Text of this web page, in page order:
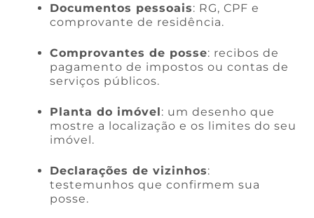
Documentos pessoais: RG, CPF e
comprovante de residência.
Comprovantes de posse: recibos de
pagamento de impostos ou contas de
serviços públicos.
Planta do imóvel: um desenho que
mostre a localização e os limites do seu
imóvel.
Declarações de vizinhos:
testemunhos que confirmem sua
posse.